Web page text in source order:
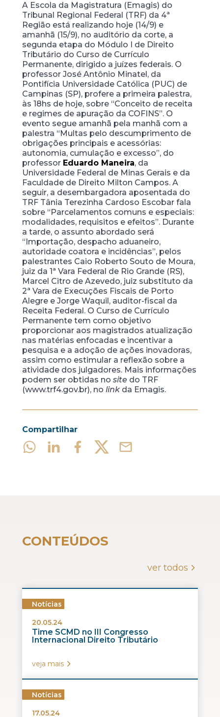
A Escola da Magistratura (Emagis) do
Tribunal Regional Federal (TRF) da 4ª
Região está realizando hoje (14/9) e
amanhã (15/9), no auditório da corte, a
segunda etapa do Módulo I de Direito
Tributário do Curso de Currículo
Permanente, dirigido a juízes federais. O
professor José Antônio Minatel, da
Pontifícia Universidade Católica (PUC) de
Campinas (SP), profere a primeira palestra,
às 18hs de hoje, sobre “Conceito de receita
e regimes de apuração da COFINS”. O
evento segue amanhã pela manhã com a
palestra “Multas pelo descumprimento de
obrigações principais e acessórias:
autonomia, cumulação e excesso”, do
professor Eduardo Maneira, da
Universidade Federal de Minas Gerais e da
Faculdade de Direito Milton Campos. A
seguir, a desembargadora aposentada do
TRF Tânia Terezinha Cardoso Escobar fala
sobre “Parcelamentos comuns e especiais:
modalidades, requisitos e efeitos”. Durante
a tarde, o assunto abordado será
“Importação, despacho aduaneiro,
autoridade coatora e incidências”, pelos
palestrantes Caio Roberto Souto de Moura,
juiz da 1ª Vara Federal de Rio Grande (RS),
Marcel Citro de Azevedo, juiz substituto da
2ª Vara de Execuções Fiscais de Porto
Alegre e Jorge Waquil, auditor-fiscal da
Receita Federal. O Curso de Currículo
Permanente tem como objetivo
proporcionar aos magistrados atualização
nas matérias enfocadas e incentivar a
pesquisa e a adoção de ações inovadoras,
assim como estimular a reflexão sobre a
atividade dos julgadores. Mais informações
podem ser obtidas no sitedo TRF
(www.trf4.gov.br), no linkda Emagis.
Compartilhar
CONTEÚDOS
ver todos
Notícias
20.05.24
Time SCMD no III Congresso
Internacional Direito Tributário
veja mais
Notícias
17.05.24